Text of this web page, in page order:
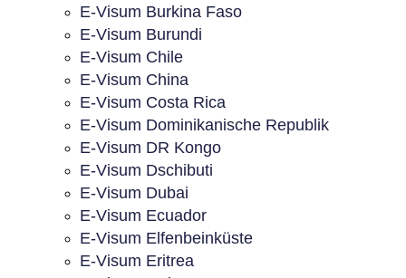
E-Visum Burkina Faso
E-Visum Burundi
E-Visum Chile
E-Visum China
E-Visum Costa Rica
E-Visum Dominikanische Republik
E-Visum DR Kongo
E-Visum Dschibuti
E-Visum Dubai
E-Visum Ecuador
E-Visum Elfenbeinküste
E-Visum Eritrea